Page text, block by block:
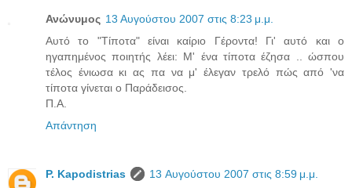
Ανώνυμος 13 Αυγούστου 2007 στις 8:23 μ.μ.
Αυτό το "Τίποτα" είναι καίριο Γέροντα! Γι' αυτό και ο
ηγαπημένος ποιητής λέει: Μ' ένα τίποτα έζησα .. ώσπου
τέλος ένιωσα κι ας πα να μ' έλεγαν τρελό πώς από 'να
τίποτα γίνεται ο Παράδεισος.
Π.Α.
Απάντηση
P. Kapodistrias
13 Αυγούστου 2007 στις 8:59 μ.μ.